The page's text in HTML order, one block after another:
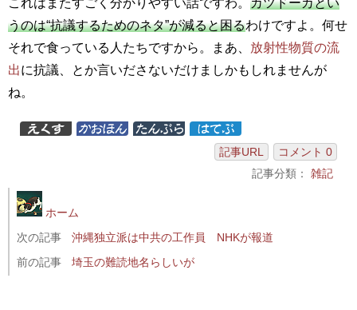
これはまたすごく分かりやすい話ですわ。 カツドーカとい
うのは“抗議するためのネタ”が減ると困るわけですよ。何せ
それで食っている人たちですから。まあ、 放射性物質の流
出に抗議、とか言いださないだけましかもしれませんが
ね。
記事URL
コメント 0
記事分類： 雑記
ホーム
次の記事
沖縄独立派は中共の工作員 NHKが報道
前の記事
埼玉の難読地名らしいが